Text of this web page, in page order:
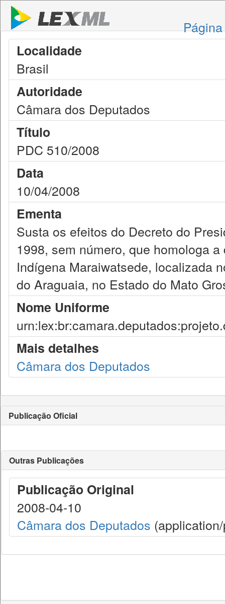
Localidade
Brasil
Autoridade
Câmara dos Deputados
Título
PDC 510/2008
Data
10/04/2008
Ementa
Susta os efeitos do Decreto do
1998, sem número, que homologa
Indígena Maraiwatsede, localizada
do Araguaia, no Estado do Mato
Nome Uniforme
Mais detalhes
Câmara dos Deputados
Publicação Oficial
Outras Publicações
Publicação Original
2008-04-10
Câmara dos Deputados